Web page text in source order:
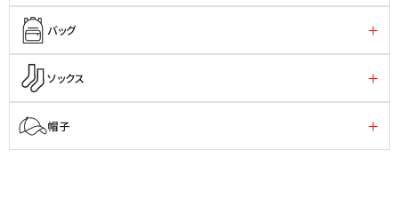
バッグ
ソックス
帽子